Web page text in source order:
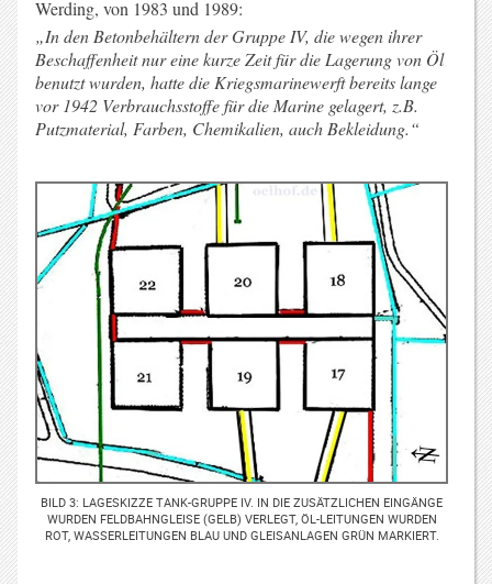
Werding, von 1983 und 1989:
„In den Betonbehältern der Gruppe IV, die wegen ihrer
Beschaffenheit nur eine kurze Zeit für die Lagerung von Öl
benutzt wurden, hatte die Kriegsmarinewerft bereits lange
vor 1942 Verbrauchsstoffe für die Marine gelagert, z.B.
Putzmaterial, Farben, Chemikalien, auch Bekleidung.“
BILD 3: LAGESKIZZE TANK-GRUPPE IV. IN DIE ZUSÄTZLICHEN EINGÄNGE
WURDEN FELDBAHNGLEISE (GELB) VERLEGT, ÖL-LEITUNGEN WURDEN
ROT, WASSERLEITUNGEN BLAU UND GLEISANLAGEN GRÜN MARKIERT.